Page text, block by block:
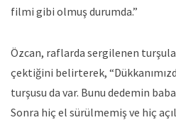
filmi gibi olmuş durumda.”
Özcan, raflarda sergilenen
çektiğini belirterek,
turşusu da var. Bunu dedemin
Sonra hiç el sürülmemiş ve hiç